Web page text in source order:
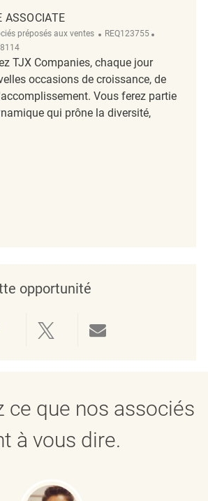
ASSOCIATE
préposés aux ventes ReqId
REQ123755
TJX Companies, chaque jour
occasions de croissance, de
Vous ferez partie
qui prône la diversité,
Associate REQ123755
opportunité
LinkedInvia Facebook
Partager via twitter
ce que nos associés
à vous dire.